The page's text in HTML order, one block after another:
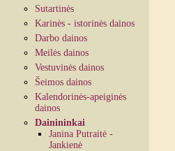
Sutartinės
Karinės - istorinės dainos
Darbo dainos
Meilės dainos
Vestuvinės dainos
Šeimos dainos
Kalendorinės-apeiginės
dainos
Dainininkai
Janina Putraitė -
Jankienė